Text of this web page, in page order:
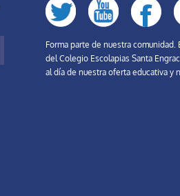
Forma parte de nuestra comunidad.
del Colegio Escolapias Santa
al día de nuestra oferta educativa y